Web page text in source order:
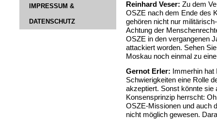
IMPRESSUM &
DATENSCHUTZ
Reinhard Veser: Zu dem
OSZE nach dem Ende des
gehören nicht nur
Achtung der
OSZE in den vergangenen
attackiert worden. Sehen
Moskau noch einmal zu
Gernot Erler: Immerhin
Schwierigkeiten eine Rolle
akzeptiert. Sonst könnte sie
Konsensprinzip herrscht:
OSZE-Missionen und auch
nicht möglich gewesen.